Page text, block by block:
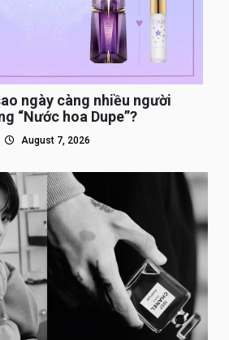
ngày càng nhiều người
“Nước hoa Dupe”?
August 7, 2026